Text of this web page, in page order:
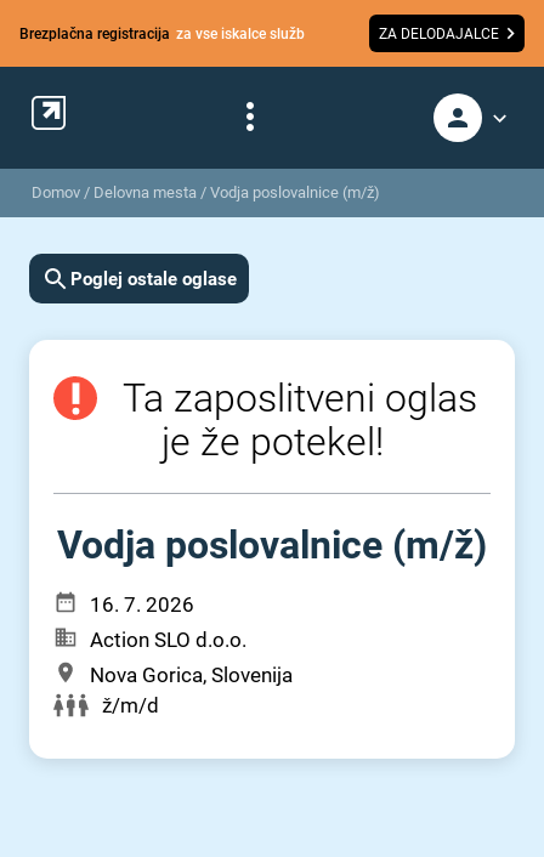
Brezplačna registracija za vse iskalce služb ZA DELODAJALCE
Domov / Delovna mesta / Vodja poslovalnice (m/ž)
Poglej ostale oglase
Ta zaposlitveni oglas
je že potekel!
Vodja poslovalnice (m⁠/⁠ž)
16. 7. 2026
Action SLO d.o.o.
Nova Gorica, Slovenija
ž/m/d